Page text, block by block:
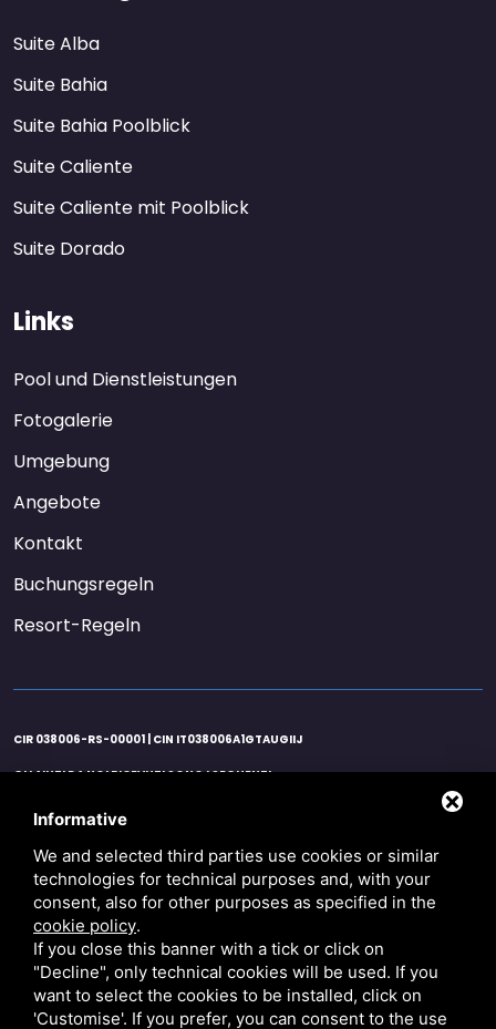
Suite Alba
Suite Bahia
Suite Bahia Poolblick
Suite Caliente
Suite Caliente mit Poolblick
Suite Dorado
Links
Pool und Dienstleistungen
Fotogalerie
Umgebung
Angebote
Kontakt
Buchungsregeln
Resort-Regeln
CIR 038006-RS-00001 | CIN IT038006A1GTAUGIIJ
GLI AIUTI DA NOI RICEVUTI SONO I SEGUENTI:
AGENZIA ENTRATE 21/06/2020 EURO 25122,00 ART. 25 D.L. 34/2020 / AGENZIA
ENTRATE 26/11/2020 EURO 37.683,00 ART. 1 D.L. 137/2020 / AGENZIA ENTRATE
16/10/2020 EURO 596,00 CREDITO IMPOSTA SANIFICAZIONE ART.125 D.L. 34/2020 /
AGENZIA ENTRATE 16/11/2020 EURO 427,50 CREDITO IMPOSTA SANIFICAZIONE ART.125
D.L. 34/2020 / AGENZIA ENTRATE 16/12/2020 EURO 168,50 CREDITO IMPOSTA
SANIFICAZIONE ART.125 D.L. 34/2020 / COMUNE COMACCHIO 16/06/2020 EURO
26.575,00 ESENZIONE IMU 1a RATA PER IL SETTORE TURISTICO ART.177 D.L. 34/2020 /
COMUNE COMACCHIO 16/12/2020 EURO 26.574,00 ESENZIONE IMU 2a RATA PER IL
SETTORE TURISTICO ART.9 D.L. 137/2020
PRIVACY/SITEMAP / P.IVA 01527840381
DIESE WEBSITE IST DURCH GOOGLE RECAPTCHA V3, DIE DATENSCHUTZBESTIMMUNGEN
VON GOOGLE UND DIENUTZUNGSBEDINGUNGEN GESCHÜTZT.
Informative
We and selected third parties use cookies or similar
technologies for technical purposes and, with your
consent, also for other purposes as specified in the
cookie policy.
If you close this banner with a tick or click on
"Decline", only technical cookies will be used. If you
want to select the cookies to be installed, click on
'Customise'. If you prefer, you can consent to the use